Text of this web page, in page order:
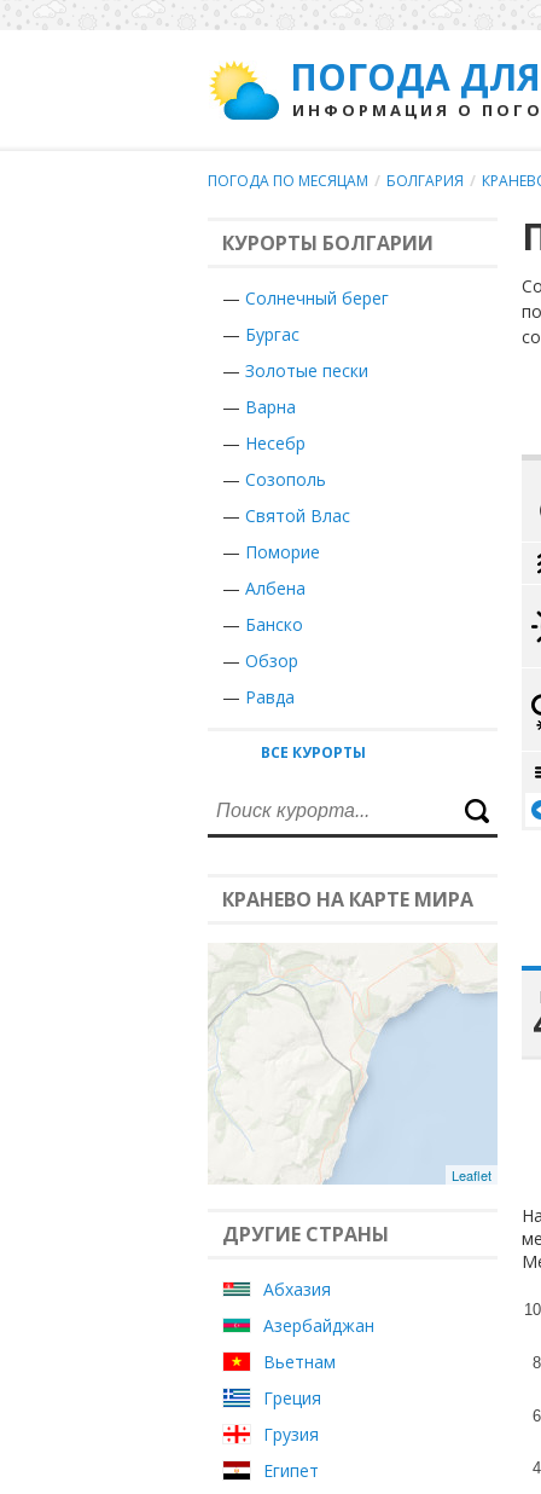
ПОГОДА
ИНФОРМАЦИЯ О
ПОГОДА ПО МЕСЯЦАМ / БОЛГАРИЯ /
КУРОРТЫ БОЛГАРИИ
— Солнечный берег
— Бургас
— Золотые пески
— Варна
— Несебр
— Созополь
— Святой Влас
— Поморие
— Албена
— Банско
— Обзор
— Равда
ВСЕ КУРОРТЫ
КРАНЕВО НА КАРТЕ МИРА
Leaflet
ДРУГИЕ СТРАНЫ
Абхазия
Азербайджан
Вьетнам
Греция
Грузия
Египет